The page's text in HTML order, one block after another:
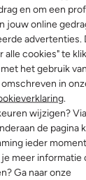
en om een
jouw online
advertenties.
alle cookies" te
het gebruik
in
wijzigen?
de pagina
ieder moment
meer informatie
Ga naar onze